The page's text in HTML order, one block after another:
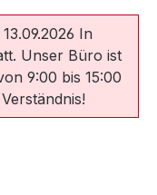
In
Unser Büro ist
9:00 bis 15:00